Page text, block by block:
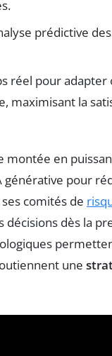
prédictive
réel pour adapter
maximisant la
en
générative pour
comités de
décisions dès la
une